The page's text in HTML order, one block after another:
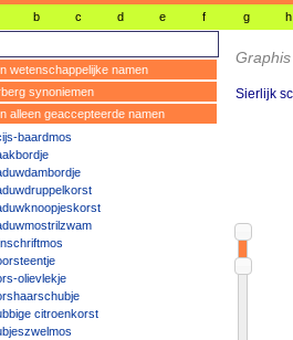
b c d e f g h
wetenschappelijke namen
synoniemen
alleen geaccepteerde namen
baardmos
olievlekje
citroenkorst
Sierlijk